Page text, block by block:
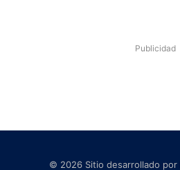
Publicidad
© 2026 Sitio desarrollado por